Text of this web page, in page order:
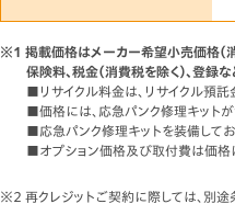
※1 掲載価格はメーカー希望小売価格（
保険料、税金（消費税を除く）、登録
■リサイクル料金は、リサイクル預託
■価格には、応急パンク修理キットが
■応急パンク修理キットを装備してお
■オプション価格及び取付費は価格
※2 再クレジットご契約に際しては、別途